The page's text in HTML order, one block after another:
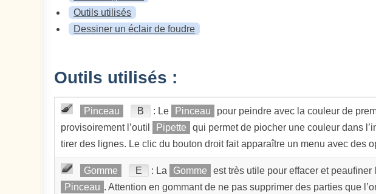
Outils utilisés
Dessiner un éclair de foudre
Outils utilisés :
Pinceau B : Le Pinceau
pour peindre avec la couleur de
provisoirement l’outil
Pipette qui permet de piocher une couleur dans
tirer des lignes. Le clic du bouton droit fait apparaître un menu avec des
Gomme E : La Gomme
est très utile pour effacer et
Pinceau . Attention en gommant de ne pas supprimer des parties que